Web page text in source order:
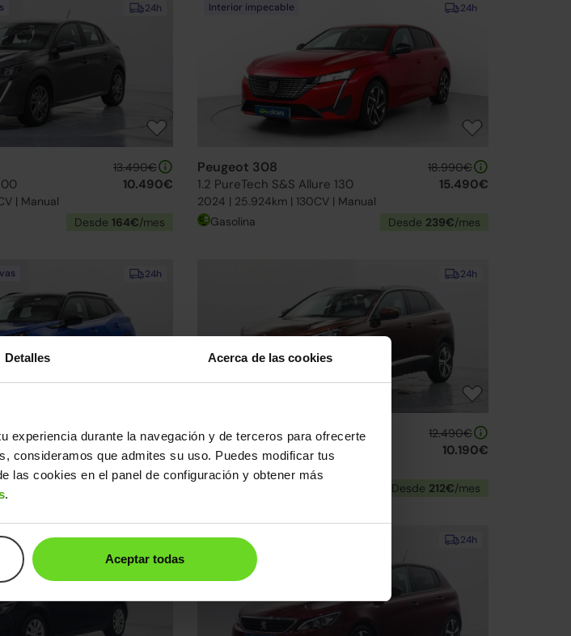
Detalles Acerca de las cookies
experiencia durante la navegación y de terceros para ofrecerte
consideramos que admites su uso. Puedes modificar tus
las cookies en el panel de configuración y obtener más
.
Aceptar todas
24h
| Manual
13.490€
10.490€
Desde 164€/mes
24h
Interior impecable
Peugeot 308
1.2 PureTech S&S Allure 130
2024 | 25.924km | 130CV | Manual
18.990€
15.490€
Gasolina Desde 239€/mes
24h
130
| Automático
18.990€
15.490€
24h
Peugeot 3008 SUV
1.2 S&S PureTech Allure 130
2017 | 153.140km | 130CV | Manual
12.490€
10.190€
Desde 212€/mes
3 días 24h
↓ 300€